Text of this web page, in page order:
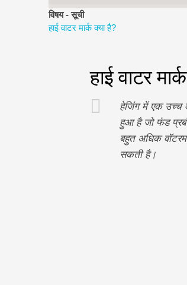
विषय - सूची
हाई वाटर मार्क क्या है?
हाई वाटर
हेजिंग में एक उच्च
हुआ है जो फंड
बहुत अधिक
सकती है।